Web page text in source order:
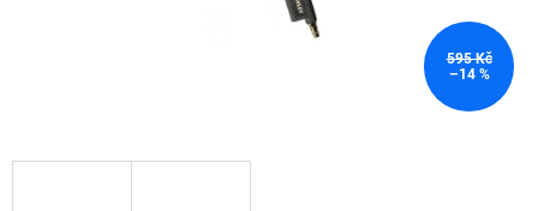
595 Kč
–14 %